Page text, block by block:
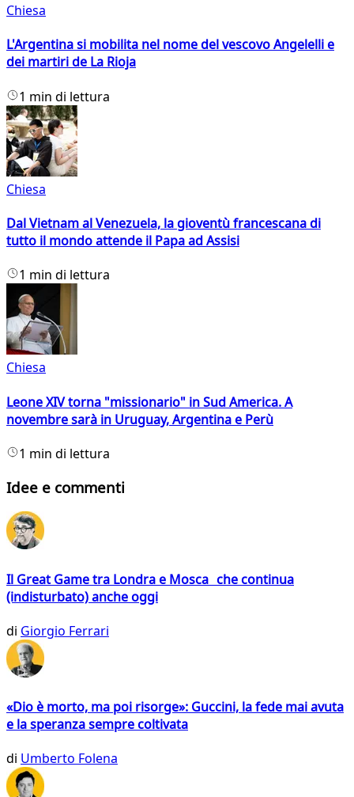
Chiesa
L'Argentina si mobilita nel nome del vescovo Angelelli e
dei martiri de La Rioja
1 min di lettura
Chiesa
Dal Vietnam al Venezuela, la gioventù francescana di
tutto il mondo attende il Papa ad Assisi
1 min di lettura
Chiesa
Leone XIV torna "missionario" in Sud America. A
novembre sarà in Uruguay, Argentina e Perù
1 min di lettura
Idee e commenti
Il Great Game tra Londra e Mosca che continua
(indisturbato) anche oggi
di Giorgio Ferrari
«Dio è morto, ma poi risorge»: Guccini, la fede mai avuta
e la speranza sempre coltivata
di Umberto Folena